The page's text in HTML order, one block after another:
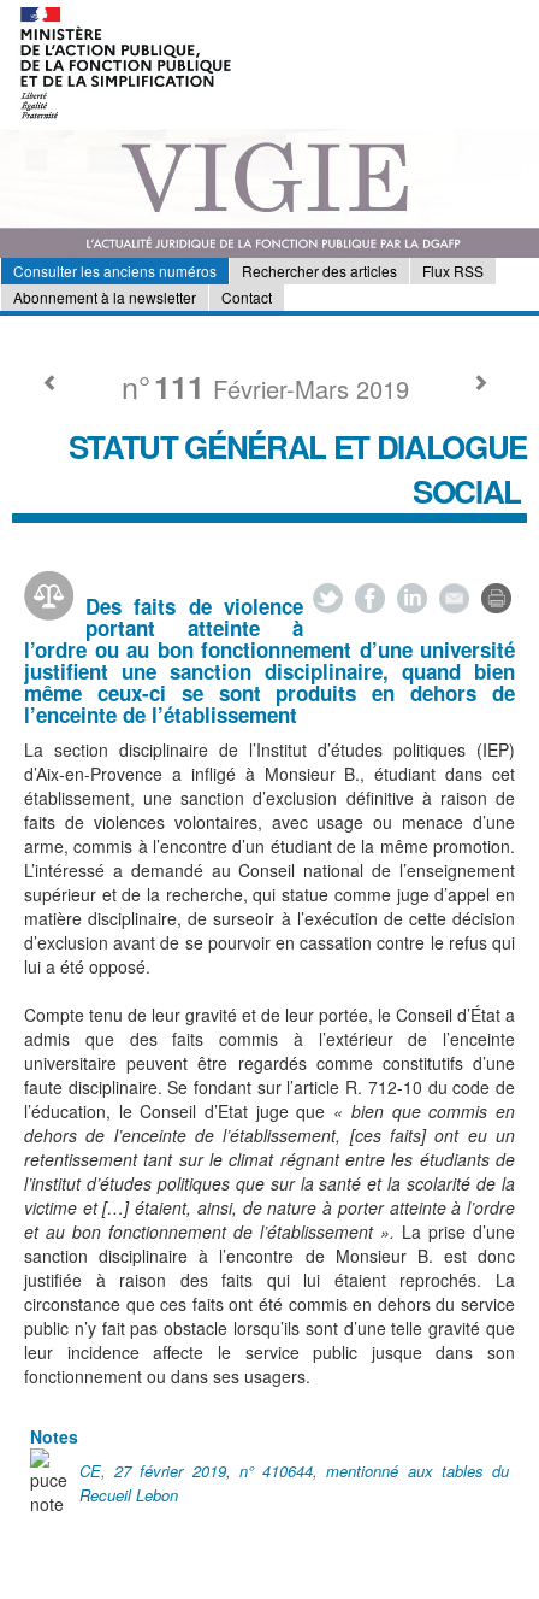
Consulter les anciens numéros Rechercher des articles
Flux RSS
Abonnement à la newsletter
Contact
n°111 Février-Mars 2019
STATUT GÉNÉRAL ET DIALOGUE
SOCIAL
Des faits de violence
portant atteinte à
l’ordre ou au bon fonctionnement d’une université
justifient une sanction disciplinaire, quand bien
même ceux-ci se sont produits en dehors de
l’enceinte de l’établissement
La section disciplinaire de l’Institut d’études politiques (IEP)
d’Aix-en-Provence a infligé à Monsieur B., étudiant dans cet
établissement, une sanction d’exclusion définitive à raison de
faits de violences volontaires, avec usage ou menace d’une
arme, commis à l’encontre d’un étudiant de la même promotion.
L’intéressé a demandé au Conseil national de l’enseignement
supérieur et de la recherche, qui statue comme juge d’appel en
matière disciplinaire, de surseoir à l’exécution de cette décision
d’exclusion avant de se pourvoir en cassation contre le refus qui
lui a été opposé.
Compte tenu de leur gravité et de leur portée, le Conseil d’État a
admis que des faits commis à l’extérieur de l’enceinte
universitaire peuvent être regardés comme constitutifs d’une
faute disciplinaire. Se fondant sur l’article R. 712-10 du code de
l’éducation, le Conseil d’Etat juge que « bien que commis en
dehors de l’enceinte de l’établissement, [ces faits] ont eu un
retentissement tant sur le climat régnant entre les étudiants de
l’institut d’études politiques que sur la santé et la scolarité de la
victime et […] étaient, ainsi, de nature à porter atteinte à l’ordre
et au bon fonctionnement de l’établissement ». La prise d’une
sanction disciplinaire à l’encontre de Monsieur B. est donc
justifiée à raison des faits qui lui étaient reprochés. La
circonstance que ces faits ont été commis en dehors du service
public n’y fait pas obstacle lorsqu’ils sont d’une telle gravité que
leur incidence affecte le service public jusque dans son
fonctionnement ou dans ses usagers.
Notes
CE, 27 février 2019, n° 410644, mentionné aux tables du
Recueil Lebon